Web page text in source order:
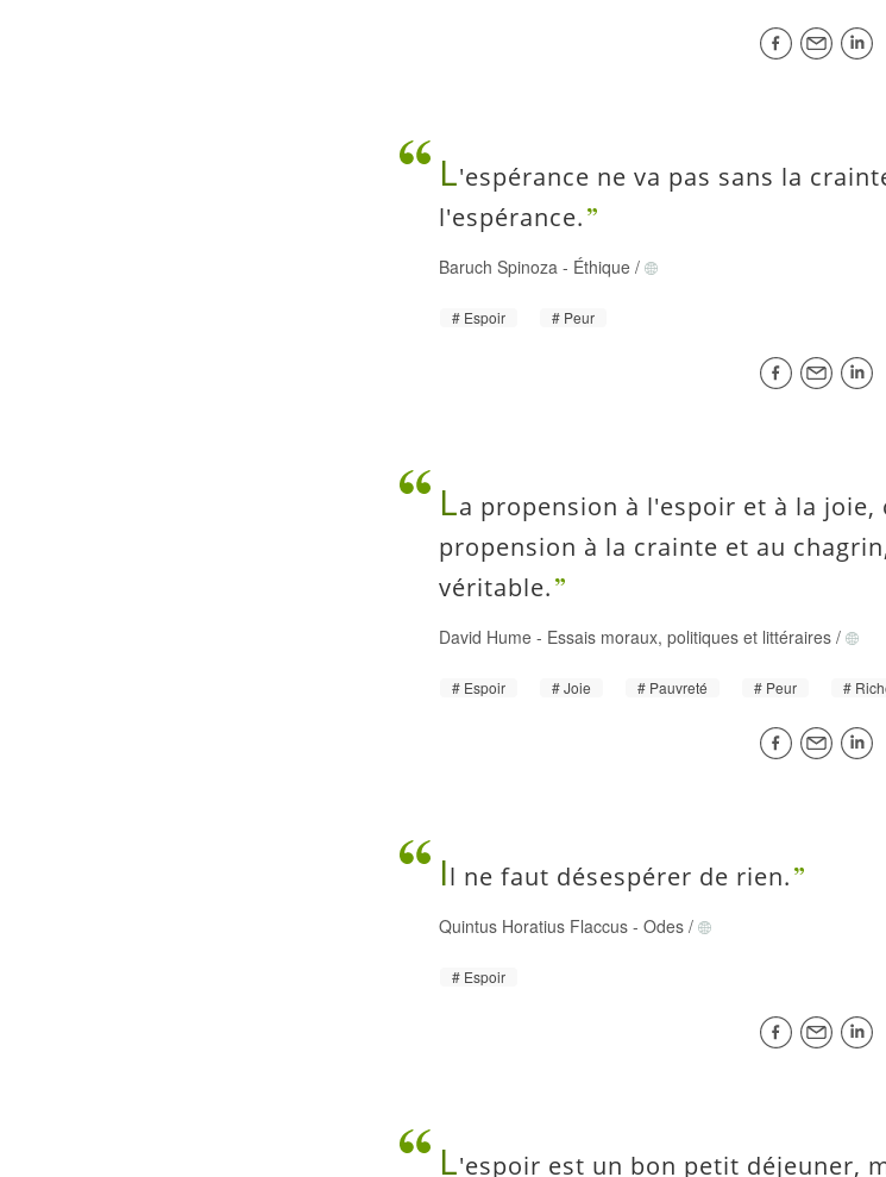
L'espérance ne va pas sans la
l'espérance.
Baruch Spinoza - Éthique /
Espoir Peur
La propension à l'espoir et à la joie,
propension à la crainte et au
véritable.
David Hume - Essais moraux, politiques et littéraires /
Espoir Joie Pauvreté Peur
Il ne faut désespérer de rien.
Quintus Horatius Flaccus -Odes /
Espoir
L'espoir est un bon petit déjeuner,